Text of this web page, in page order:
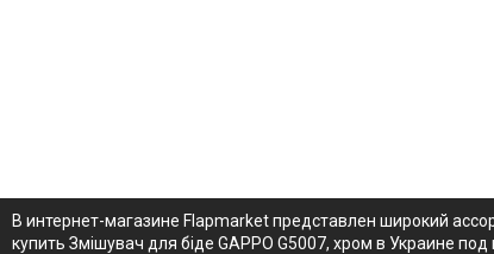
В интернет-магазине Flapmarket представлен широкий
купить Змішувач для біде GAPPO G5007, хром в Украине